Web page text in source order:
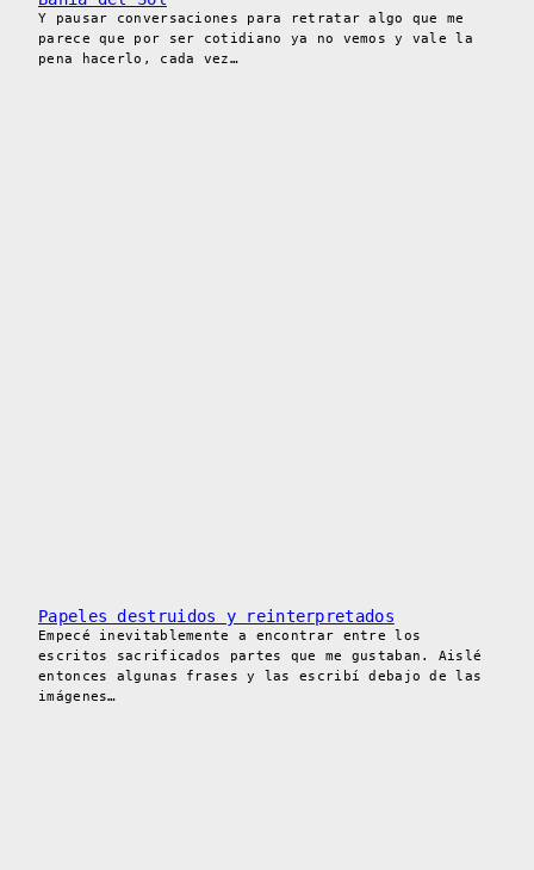
Y pausar conversaciones para retratar algo que me
parece que por ser cotidiano ya no vemos y vale la
pena hacerlo, cada vez…
Papeles destruidos y reinterpretados
Empecé inevitablemente a encontrar entre los
escritos sacrificados partes que me gustaban. Aislé
entonces algunas frases y las escribí debajo de las
imágenes…